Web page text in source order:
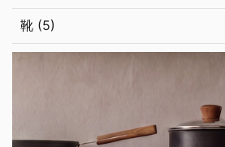
靴 (5)